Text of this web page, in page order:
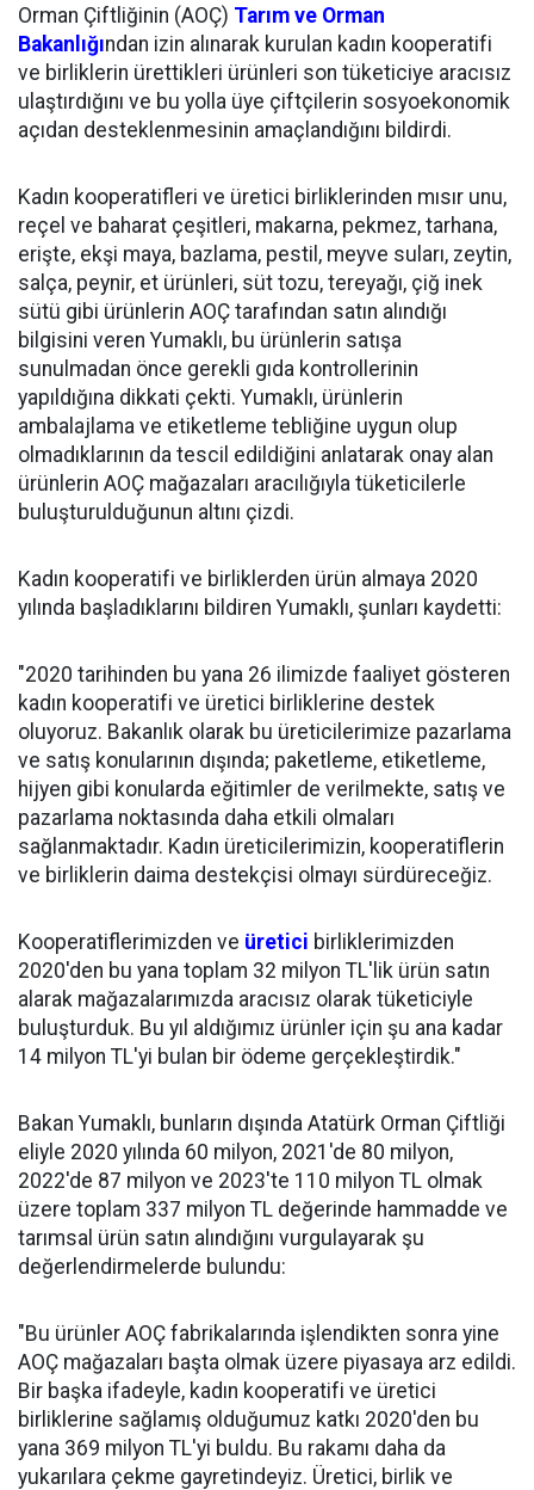
Orman Çiftliğinin (AOÇ) Tarım ve Orman
Bakanlığından izin alınarak kurulan kadın kooperatifi
ve birliklerin ürettikleri ürünleri son tüketiciye aracısız
ulaştırdığını ve bu yolla üye çiftçilerin sosyoekonomik
açıdan desteklenmesinin amaçlandığını bildirdi.
Kadın kooperatifleri ve üretici birliklerinden mısır unu,
reçel ve baharat çeşitleri, makarna, pekmez, tarhana,
erişte, ekşi maya, bazlama, pestil, meyve suları, zeytin,
salça, peynir, et ürünleri, süt tozu, tereyağı, çiğ inek
sütü gibi ürünlerin AOÇ tarafından satın alındığı
bilgisini veren Yumaklı, bu ürünlerin satışa
sunulmadan önce gerekli gıda kontrollerinin
yapıldığına dikkati çekti. Yumaklı, ürünlerin
ambalajlama ve etiketleme tebliğine uygun olup
olmadıklarının da tescil edildiğini anlatarak onay alan
ürünlerin AOÇ mağazaları aracılığıyla tüketicilerle
buluşturulduğunun altını çizdi.
Kadın kooperatifi ve birliklerden ürün almaya 2020
yılında başladıklarını bildiren Yumaklı, şunları kaydetti:
"2020 tarihinden bu yana 26 ilimizde faaliyet gösteren
kadın kooperatifi ve üretici birliklerine destek
oluyoruz. Bakanlık olarak bu üreticilerimize pazarlama
ve satış konularının dışında; paketleme, etiketleme,
hijyen gibi konularda eğitimler de verilmekte, satış ve
pazarlama noktasında daha etkili olmaları
sağlanmaktadır. Kadın üreticilerimizin, kooperatiflerin
ve birliklerin daima destekçisi olmayı sürdüreceğiz.
Kooperatiflerimizden ve üretici birliklerimizden
2020'den bu yana toplam 32 milyon TL'lik ürün satın
alarak mağazalarımızda aracısız olarak tüketiciyle
buluşturduk. Bu yıl aldığımız ürünler için şu ana kadar
14 milyon TL'yi bulan bir ödeme gerçekleştirdik."
Bakan Yumaklı, bunların dışında Atatürk Orman Çiftliği
eliyle 2020 yılında 60 milyon, 2021'de 80 milyon,
2022'de 87 milyon ve 2023'te 110 milyon TL olmak
üzere toplam 337 milyon TL değerinde hammadde ve
tarımsal ürün satın alındığını vurgulayarak şu
değerlendirmelerde bulundu:
"Bu ürünler AOÇ fabrikalarında işlendikten sonra yine
AOÇ mağazaları başta olmak üzere piyasaya arz edildi.
Bir başka ifadeyle, kadın kooperatifi ve üretici
birliklerine sağlamış olduğumuz katkı 2020'den bu
yana 369 milyon TL'yi buldu. Bu rakamı daha da
yukarılara çekme gayretindeyiz. Üretici, birlik ve